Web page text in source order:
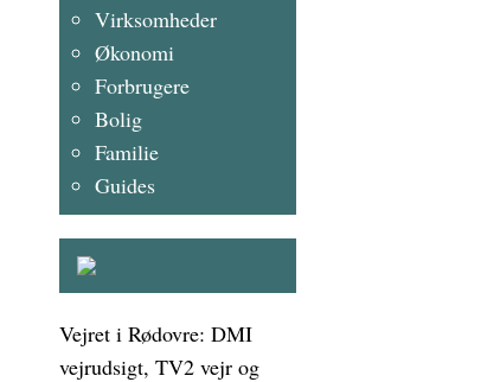
Virksomheder
Økonomi
Forbrugere
Bolig
Familie
Guides
Vejret i Rødovre: DMI
vejrudsigt, TV2 vejr og